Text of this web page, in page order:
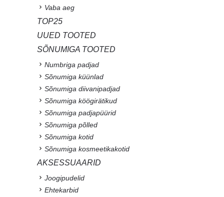
Vaba aeg
TOP25
UUED TOOTED
SÕNUMIGA TOOTED
Numbriga padjad
Sõnumiga küünlad
Sõnumiga diivanipadjad
Sõnumiga köögirätikud
Sõnumiga padjapüürid
Sõnumiga põlled
Sõnumiga kotid
Sõnumiga kosmeetikakotid
AKSESSUAARID
Joogipudelid
Ehtekarbid